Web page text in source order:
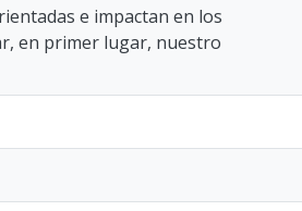
e impactan en los
en primer lugar, nuestro